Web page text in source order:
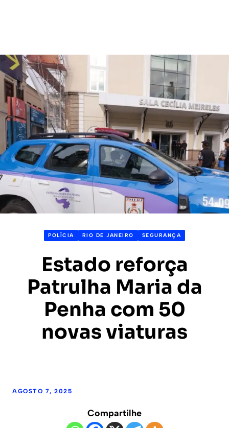
POLÍCIA RIO DE JANEIRO SEGURANÇA
Estado reforça
Patrulha Maria da
Penha com 50
novas viaturas
AGOSTO 7, 2025
Compartilhe